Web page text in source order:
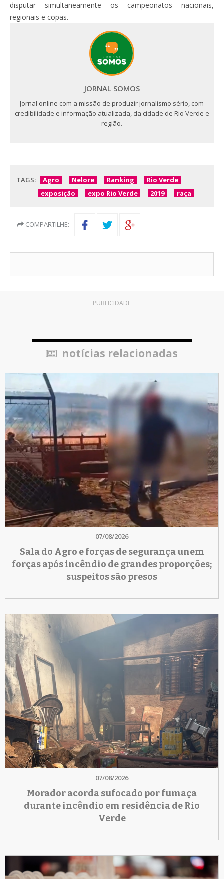
disputar simultaneamente os campeonatos nacionais,
regionais e copas.
JORNAL SOMOS
Jornal online com a missão de produzir jornalismo sério, com
credibilidade e informação atualizada, da cidade de Rio Verde e
região.
TAGS: Agro Nelore Ranking
Rio Verde
exposição
expo Rio Verde 2019 raça
COMPARTILHE:
PUBLICIDADE
notícias relacionadas
07/08/2026
Sala do Agro e forças de segurança unem
forças após incêndio de grandes proporções;
suspeitos são presos
07/08/2026
Morador acorda sufocado por fumaça
durante incêndio em residência de Rio
Verde